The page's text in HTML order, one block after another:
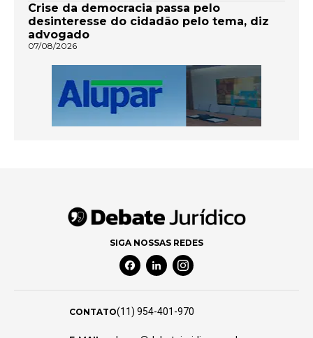
Crise da democracia passa pelo
desinteresse do cidadão pelo tema, diz
advogado
07/08/2026
SIGA NOSSAS REDES
Facebook Social Media
Linkedin Social Media
Instagram Social Media
CONTATO(11) 954-401-970